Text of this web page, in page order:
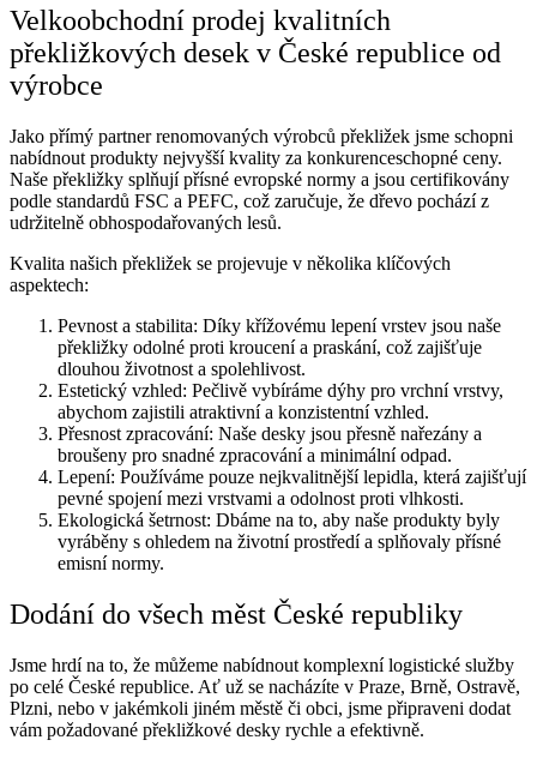
Velkoobchodní prodej kvalitních
překližkových desek v České republice od
výrobce
Jako přímý partner renomovaných výrobců překližek jsme schopni
nabídnout produkty nejvyšší kvality za konkurenceschopné ceny.
Naše překližky splňují přísné evropské normy a jsou certifikovány
podle standardů FSC a PEFC, což zaručuje, že dřevo pochází z
udržitelně obhospodařovaných lesů.
Kvalita našich překližek se projevuje v několika klíčových
aspektech:
Pevnost a stabilita: Díky křížovému lepení vrstev jsou naše
překližky odolné proti kroucení a praskání, což zajišťuje
dlouhou životnost a spolehlivost.
Estetický vzhled: Pečlivě vybíráme dýhy pro vrchní vrstvy,
abychom zajistili atraktivní a konzistentní vzhled.
Přesnost zpracování: Naše desky jsou přesně nařezány a
broušeny pro snadné zpracování a minimální odpad.
Lepení: Používáme pouze nejkvalitnější lepidla, která zajišťují
pevné spojení mezi vrstvami a odolnost proti vlhkosti.
Ekologická šetrnost: Dbáme na to, aby naše produkty byly
vyráběny s ohledem na životní prostředí a splňovaly přísné
emisní normy.
Dodání do všech měst České republiky
Jsme hrdí na to, že můžeme nabídnout komplexní logistické služby
po celé České republice. Ať už se nacházíte v Praze, Brně, Ostravě,
Plzni, nebo v jakémkoli jiném městě či obci, jsme připraveni dodat
vám požadované překližkové desky rychle a efektivně.